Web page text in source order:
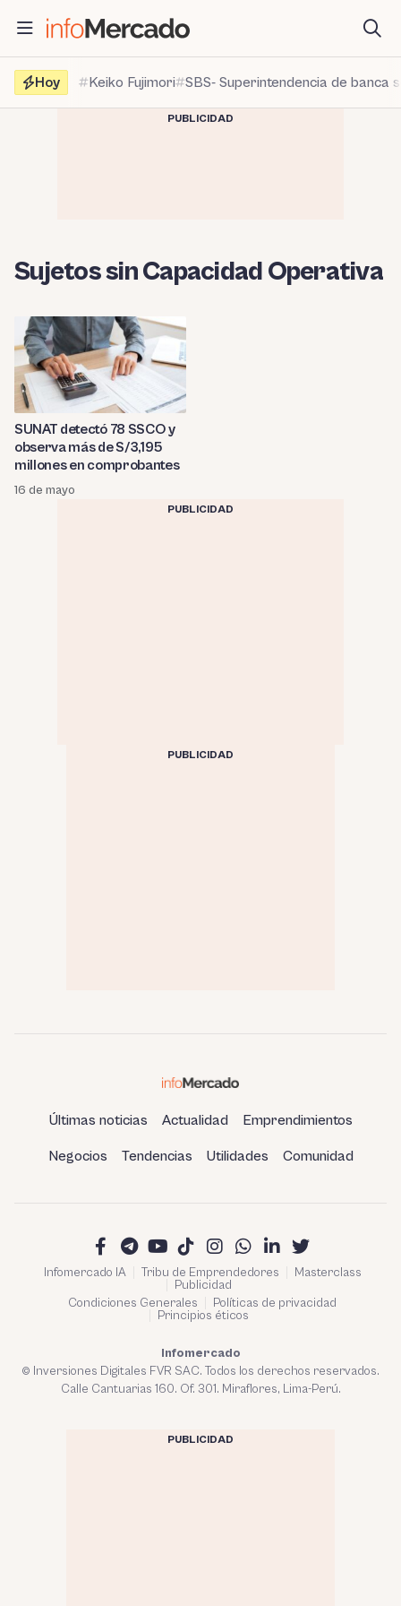
contenido
Hoy
Keiko Fujimori SBS- Superintendencia de banca
PUBLICIDAD
Sujetos sin Capacidad Operativa
SUNAT detectó 78 SSCO y
observa más de S/3,195
millones en comprobantes
16 de mayo
PUBLICIDAD
PUBLICIDAD
Últimas noticias Actualidad Emprendimientos
Negocios Tendencias Utilidades Comunidad
Infomercado IA Tribu de Emprendedores
Masterclass
Publicidad
Condiciones Generales
Políticas de privacidad
Principios éticos
Infomercado
© Inversiones Digitales FVR SAC. Todos los derechos reservados.
Calle Cantuarias 160. Of. 301. Miraflores, Lima-Perú.
PUBLICIDAD